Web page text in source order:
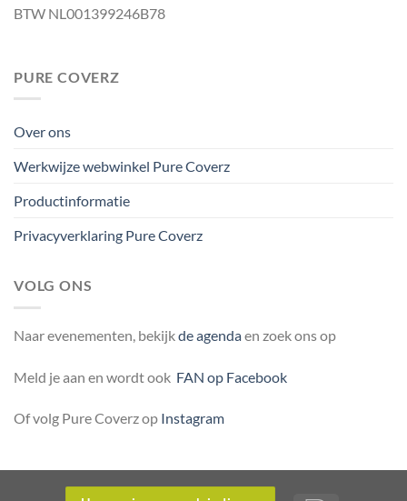
BTW NL001399246B78
PURE COVERZ
Over ons
Werkwijze webwinkel Pure Coverz
Productinformatie
Privacyverklaring Pure Coverz
VOLG ONS
Naar evenementen, bekijkde agendaen zoek ons op
Meld je aan en wordt ook FAN op Facebook
Of volg Pure Coverz op Instagram